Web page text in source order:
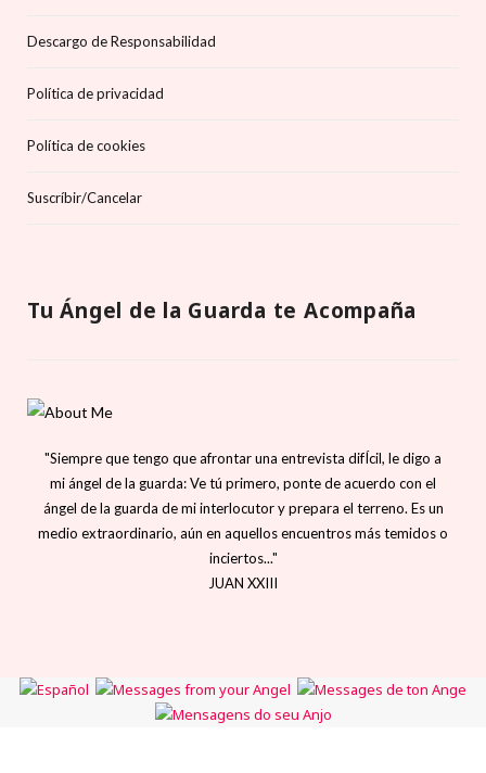
Descargo de Responsabilidad
Política de privacidad
Política de cookies
Suscríbir/Cancelar
Tu Ángel de la Guarda te Acompaña
"Siempre que tengo que afrontar una entrevista difÍcil, le digo a
mi ángel de la guarda: Ve tú primero, ponte de acuerdo con el
ángel de la guarda de mi interlocutor y prepara el terreno. Es un
medio extraordinario, aún en aquellos encuentros más temidos o
inciertos..."
JUAN XXIII